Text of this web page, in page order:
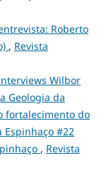
Roberto
, Revista
Wilbor
Geologia da
fortalecimento do
Espinhaço #22
, Revista